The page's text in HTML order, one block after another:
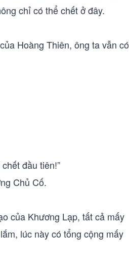
chỉ có thể chết ở đây.
Hoàng Thiên, ông ta vẫn có
đầu tiên!”
Chủ Cố.
của Khương Lạp, tất cả mấy
lúc này có tổng cộng mấy